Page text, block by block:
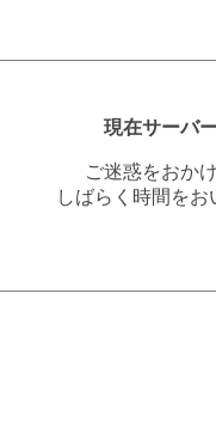
現在サーバ
ご迷惑をおか
しばらく時間を